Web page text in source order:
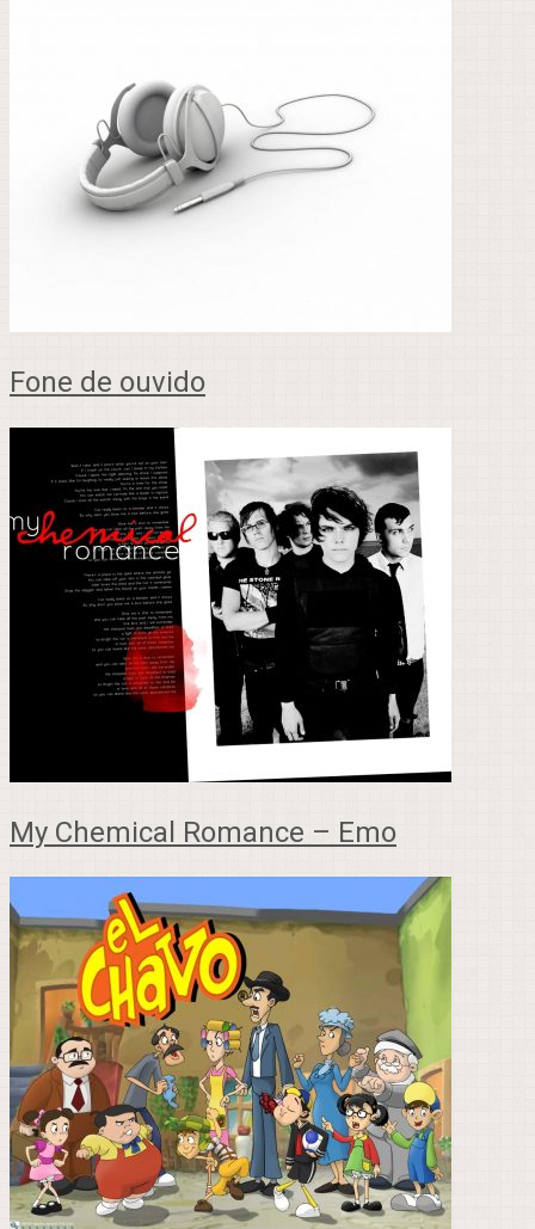
Fone de ouvido
My Chemical Romance – Emo